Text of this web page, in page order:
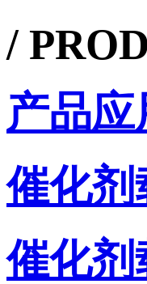
/
产品应
催化剂
催化剂